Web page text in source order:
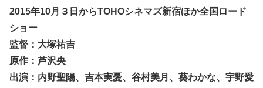
2015年10月３日からTOHOシネマズ新宿ほか全国ロード
ショー
監督：大塚祐吉
原作：芦沢央
出演：内野聖陽、吉本実憂、谷村美月、葵わかな、宇野愛